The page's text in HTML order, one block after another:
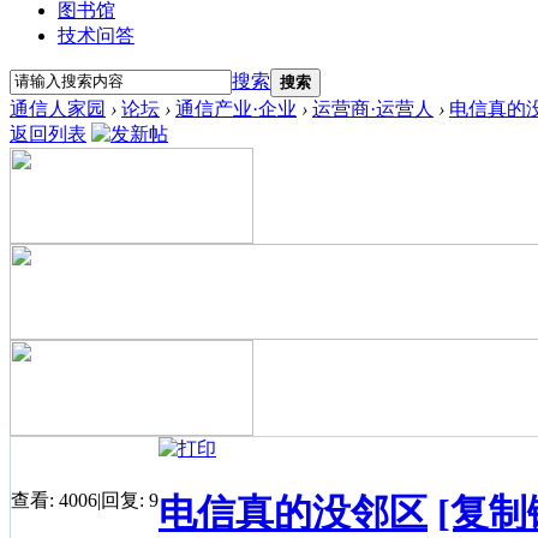
图书馆
技术问答
搜索 搜索
通信人家园 › 论坛 › 通信产业·企业 › 运营商·运营人 › 电信真的
返回列表
查看: 4006|回复: 9电信真的没邻区 [复制